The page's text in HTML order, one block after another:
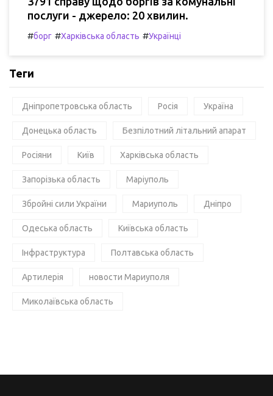
послуги - джерело: 20 хвилин.
#борг #Харківська область #Українці
Теги
Дніпропетровська область Росія Україна
Донецька область Безпілотний літальний апарат
Росіяни Київ Харківська область
Запорізька область Маріуполь
Збройні сили України Мариуполь Дніпро
Одеська область Київська область
Інфраструктура Полтавська область
Артилерія новости Мариуполя
Миколаївська область